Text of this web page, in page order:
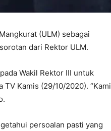
(ULM) sebagai
dari Rektor ULM.
Wakil Rektor III untuk
Kamis (29/10/2020). “Kami
persoalan pasti yang